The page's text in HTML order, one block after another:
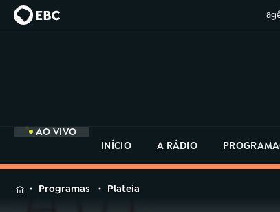
AO VIVO
INÍCIO
A RÁDIO
MENUProgramas Plateia